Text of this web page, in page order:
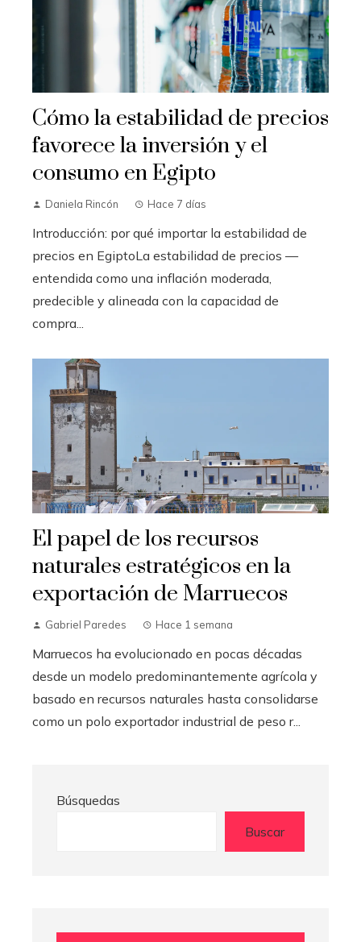
Cómo la estabilidad de precios
favorece la inversión y el
consumo en Egipto
Daniela Rincón Hace 7 días
Introducción: por qué importar la estabilidad de
precios en EgiptoLa estabilidad de precios —
entendida como una inflación moderada,
predecible y alineada con la capacidad de
compra...
El papel de los recursos
naturales estratégicos en la
exportación de Marruecos
Gabriel Paredes Hace 1 semana
Marruecos ha evolucionado en pocas décadas
desde un modelo predominantemente agrícola y
basado en recursos naturales hasta consolidarse
como un polo exportador industrial de peso r...
Búsquedas
Buscar